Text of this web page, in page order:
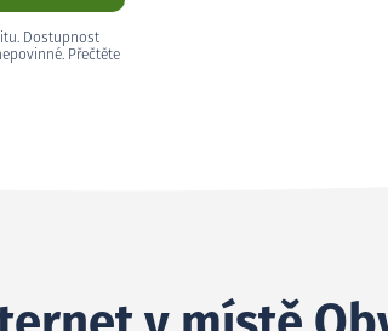
Dostupnost
Přečtěte